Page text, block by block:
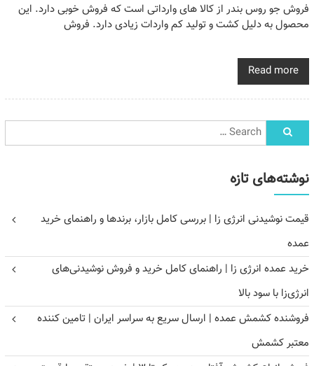
فروش جو روس بندر از کالا های وارداتی است که فروش خوبی دارد. این
محصول به دلیل کشت و تولید کم واردات زیادی دارد. فروش
Read more
نوشته‌های تازه
قیمت نوشیدنی انرژی زا | بررسی کامل بازار، برندها و راهنمای خرید
عمده
خرید عمده انرژی زا | راهنمای کامل خرید و فروش نوشیدنی‌های
انرژی‌زا با سود بالا
فروشنده کشمش عمده | ارسال سریع به سراسر ایران | تامین کننده
معتبر کشمش